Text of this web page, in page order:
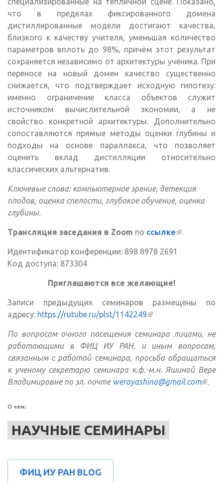
что в пределах фиксированного домена
дистиллированные модели достигают качества,
близкого к качеству учителя, уменьшая количество
параметров вплоть до 98%, причём этот результат
сохраняется независимо от архитектуры ученика. При
переносе на новый домен качество существенно
снижается, что подтверждает исходную гипотезу:
именно ограничение класса объектов служит
источником вычислительной экономии, а не
свойство конкретной архитектуры. Дополнительно
сопоставляются прямые методы оценки глубины и
подходы на основе параллакса, что позволяет
оценить вклад дистилляции относительно
классических альтернатив.
Ключевые слова: компьютерное зрение, детекция
плодов, оценка спелости, глубокое обучение, оценка
глубины.
Трансляция заседания в Zoom по ссылке(внешняя
.
Идентификатор конференции: 898 8978 2691
Код доступа: 873304
Приглашаются все желающие!
Записи предыдущих семинаров размещены по
адресу: https://rutube.ru/plst/1142249(внешняя ссылка)
По вопросам очного посещения семинара лицами, не
работающими в ФИЦ ИУ РАН, и иным вопросам,
связанным с работой семинара, просьба обращаться
к ученому секретарю семинара к.ф.-м.н. Яшиной Вере
Владимировне по эл. почте werayashina@gmail.com .
О чем:
НАУЧНЫЕ СЕМИНАРЫ
ФИЦ ИУ РАН BLOG